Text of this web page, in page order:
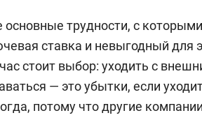
основные трудности, с
ставка и невыгодный для
стоит выбор: уходить с
— это убытки, если
потому что другие